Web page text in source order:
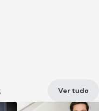
Ver tudo